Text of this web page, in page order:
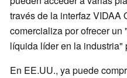
través de la interfaz VIDAA
comercializa por ofrecer un
líquida líder en la industria"
En EE.UU., ya puede